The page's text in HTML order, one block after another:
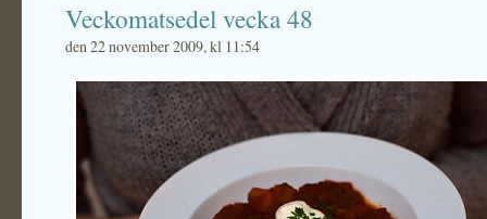
Veckomatsedel vecka 48
den 22 november 2009, kl 11:54